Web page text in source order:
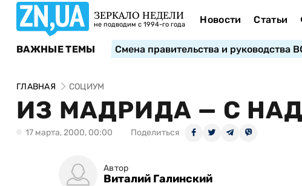
ЗЕРКАЛО НЕДЕЛИ
не подводим с 1994-го года Новости Статьи
ВАЖНЫЕ ТЕМЫ Смена правительства и руководства
ГЛАВНАЯ СОЦИУМ
ИЗ МАДРИДА — С
17 марта, 2000, 00:00 Поделиться
Автор
Виталий Галинский